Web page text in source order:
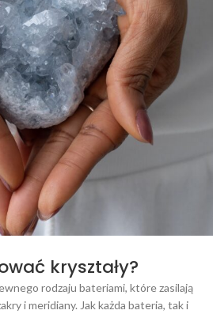
kryształy?
rodzaju bateriami, które zasilają
i meridiany. Jak każda bateria, tak i